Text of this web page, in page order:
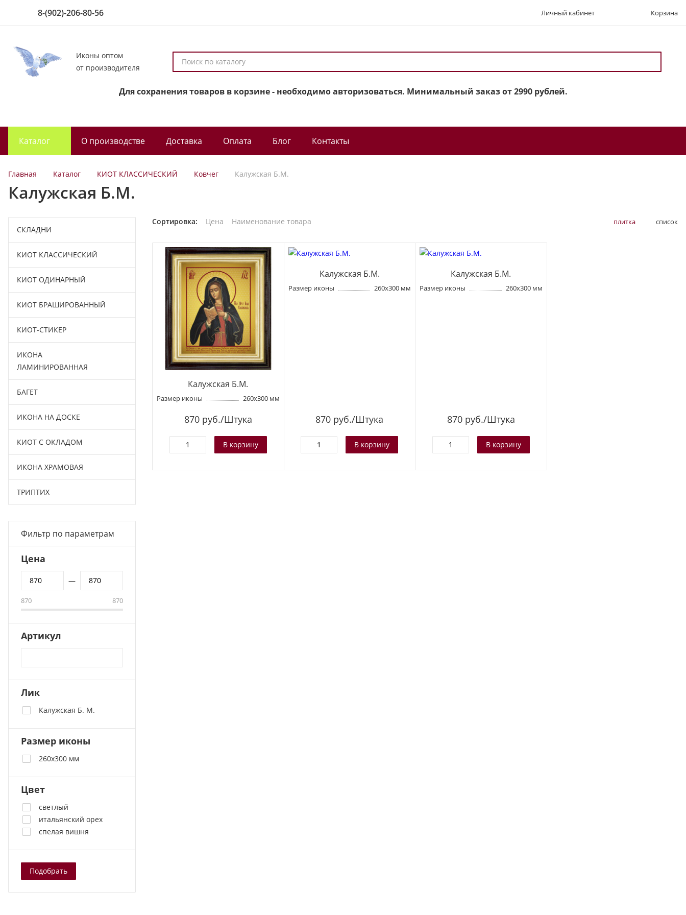
8-(902)-206-80-56 Личный кабинет Корзина
Иконы оптом
от производителя
о
с
к
а
а
у
Для сохранения товаров в корзине - необходимо авторизоваться. Минимальный заказ от 2990 рублей.
Каталог О производстве Доставка Оплата Блог Контакты
Главная Каталог КИОТ КЛАССИЧЕСКИЙ Ковчег Калужская Б.М.
Калужская Б.М.
СКЛАДНИ
КИОТ КЛАССИЧЕСКИЙ
КИОТ ОДИНАРНЫЙ
КИОТ БРАШИРОВАННЫЙ
КИОТ-СТИКЕР
ИКОНА
ЛАМИНИРОВАННАЯ
БАГЕТ
ИКОНА НА ДОСКЕ
КИОТ С ОКЛАДОМ
ИКОНА ХРАМОВАЯ
ТРИПТИХ
Фильтр по параметрам
Цена
—
870 870
Артикул
Лик
Калужская Б. М.
Размер иконы
260х300 мм
Цвет
светлый
итальянский орех
спелая вишня
Подобрать
Сортировка: Цена Наименование товара плитка список
Калужская Б.М.
Размер иконы 260х300 мм
870руб./Штука
Калужская Б.М.
Размер иконы 260х300 мм
870 руб./Штука
Калужская Б.М.
Размер иконы 260х300 мм
870руб./Штука